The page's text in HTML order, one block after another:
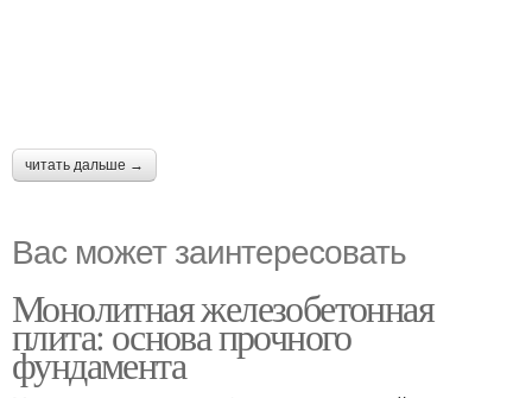
читать дальше →
Вас может заинтересовать
Монолитная железобетонная
плита: основа прочного
фундамента